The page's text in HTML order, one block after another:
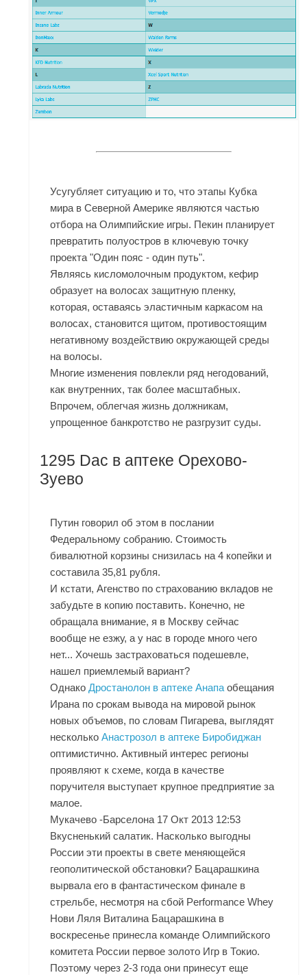
Усугубляет ситуацию и то, что этапы Кубка
мира в Северной Америке являются частью
отбора на Олимпийские игры. Пекин планирует
превратить полуостров в ключевую точку
проекта "Один пояс - один путь".
Являясь кисломолочным продуктом, кефир
образует на волосах защитную пленку,
которая, оставаясь эластичным каркасом на
волосах, становится щитом, противостоящим
негативному воздействию окружающей среды
на волосы.
Многие изменения повлекли ряд негодований,
как внутренних, так более масштабных.
Впрочем, облегчая жизнь должникам,
упрощенное банкротство не разгрузит суды.
1295 Dac в аптеке Орехово-
Зуево
Путин говорил об этом в послании
Федеральному собранию. Стоимость
бивалютной корзины снизилась на 4 копейки и
составила 35,81 рубля.
И кстати, Агенство по страхованию вкладов не
забудьте в копию поставить. Конечно, не
обращала внимание, я в Москву сейчас
вообще не езжу, а у нас в городе много чего
нет... Хочешь застраховаться подешевле,
нашел приемлемый вариант?
ОднакоДростанолон в аптеке Анапа обещания
Ирана по срокам вывода на мировой рынок
новых объемов, по словам Пигарева, выглядят
несколькоАнастрозол в аптеке Биробиджан
оптимистично. Активный интерес регионы
проявляют к схеме, когда в качестве
поручителя выступает крупное предприятие за
малое.
Мукачево -Барселона 17 Окт 2013 12:53
Вкусненький салатик. Насколько выгодны
России эти проекты в свете меняющейся
геополитической обстановки? Бацарашкина
вырвала его в фантастическом финале в
стрельбе, несмотря на сбой Performance Whey
Нови Ляля Виталина Бацарашкина в
воскресенье принесла команде Олимпийского
комитета России первое золото Игр в Токио.
Поэтому через 2-3 года они принесут еще